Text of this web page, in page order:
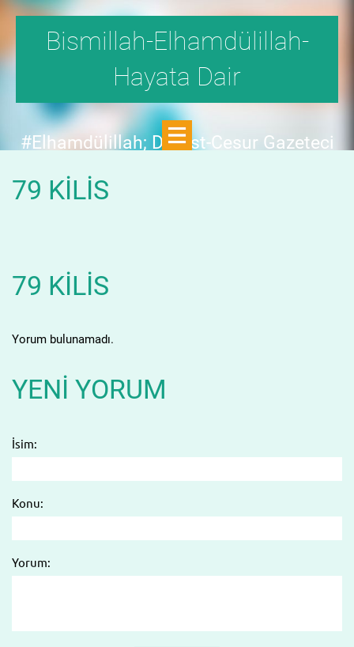
Bismillah-Elhamdülillah-
Hayata Dair
#Elhamdülillah; Dürüst-Cesur Gazeteci
Dergisi,fetö tehlikesini SAYFA SAYFA
79 KİLİS
79 KİLİS
Yorum bulunamadı.
YENI YORUM
İsim:
Konu:
Yorum: